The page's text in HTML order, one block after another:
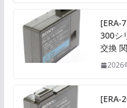
[ERA-
300シ
交換
2026
[ERA-